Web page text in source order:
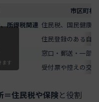
市区町村
所得税関連 住民税、国民健康
住民登録のある自
窓口・郵送・一部
受付票や控えの交
ます
＝住民税や保険と役割